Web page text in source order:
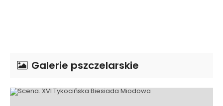
Galerie pszczelarskie